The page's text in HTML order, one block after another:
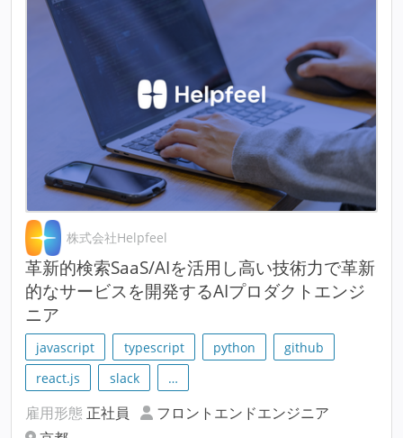
株式会社Helpfeel
革新的検索SaaS/AIを活用し高い技術力で革新
的なサービスを開発するAIプロダクトエンジ
ニア
javascript typescript python
github
react.js
slack …
雇用形態 正社員
フロントエンドエンジニア